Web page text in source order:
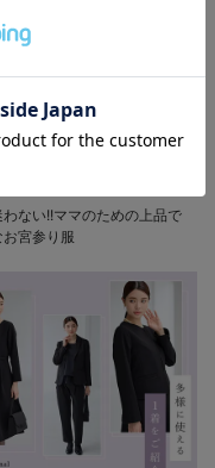
する
わない!!ママのための上品で
宮参り服